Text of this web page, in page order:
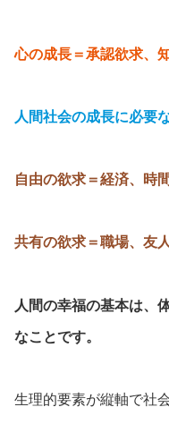
心の成長＝承認欲求、
人間社会の成長に必要
自由の欲求＝経済、時
共有の欲求＝職場、友
人間の幸福の基本は、
なことです。
生理的要素が縦軸で社